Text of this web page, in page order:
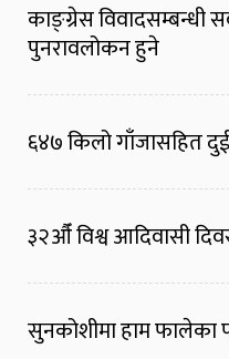
काङ्ग्रेस विवादसम्बन्धी
पुनरावलोकन हुने
६४७ किलो गाँजासहित
३२औँ विश्व आदिवासी
सुनकोशीमा हाम फालेका